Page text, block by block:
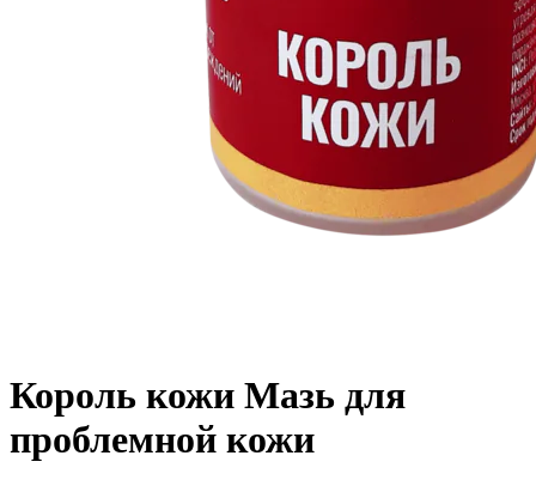
Король кожи Мазь для
проблемной кожи